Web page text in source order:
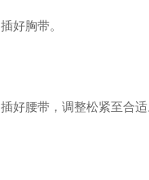
插好胸带。
插好腰带，调整松紧至合适